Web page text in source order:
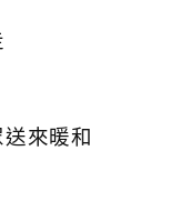
來暖和